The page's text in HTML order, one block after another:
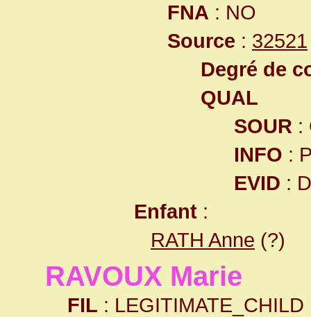
FNA : NO
Source : 32521
Degré de
QUAL
SOUR :
INFO :
EVID : D
Enfant :
RATH Anne (?)
RAVOUX Marie
FIL : LEGITIMATE_CHILD